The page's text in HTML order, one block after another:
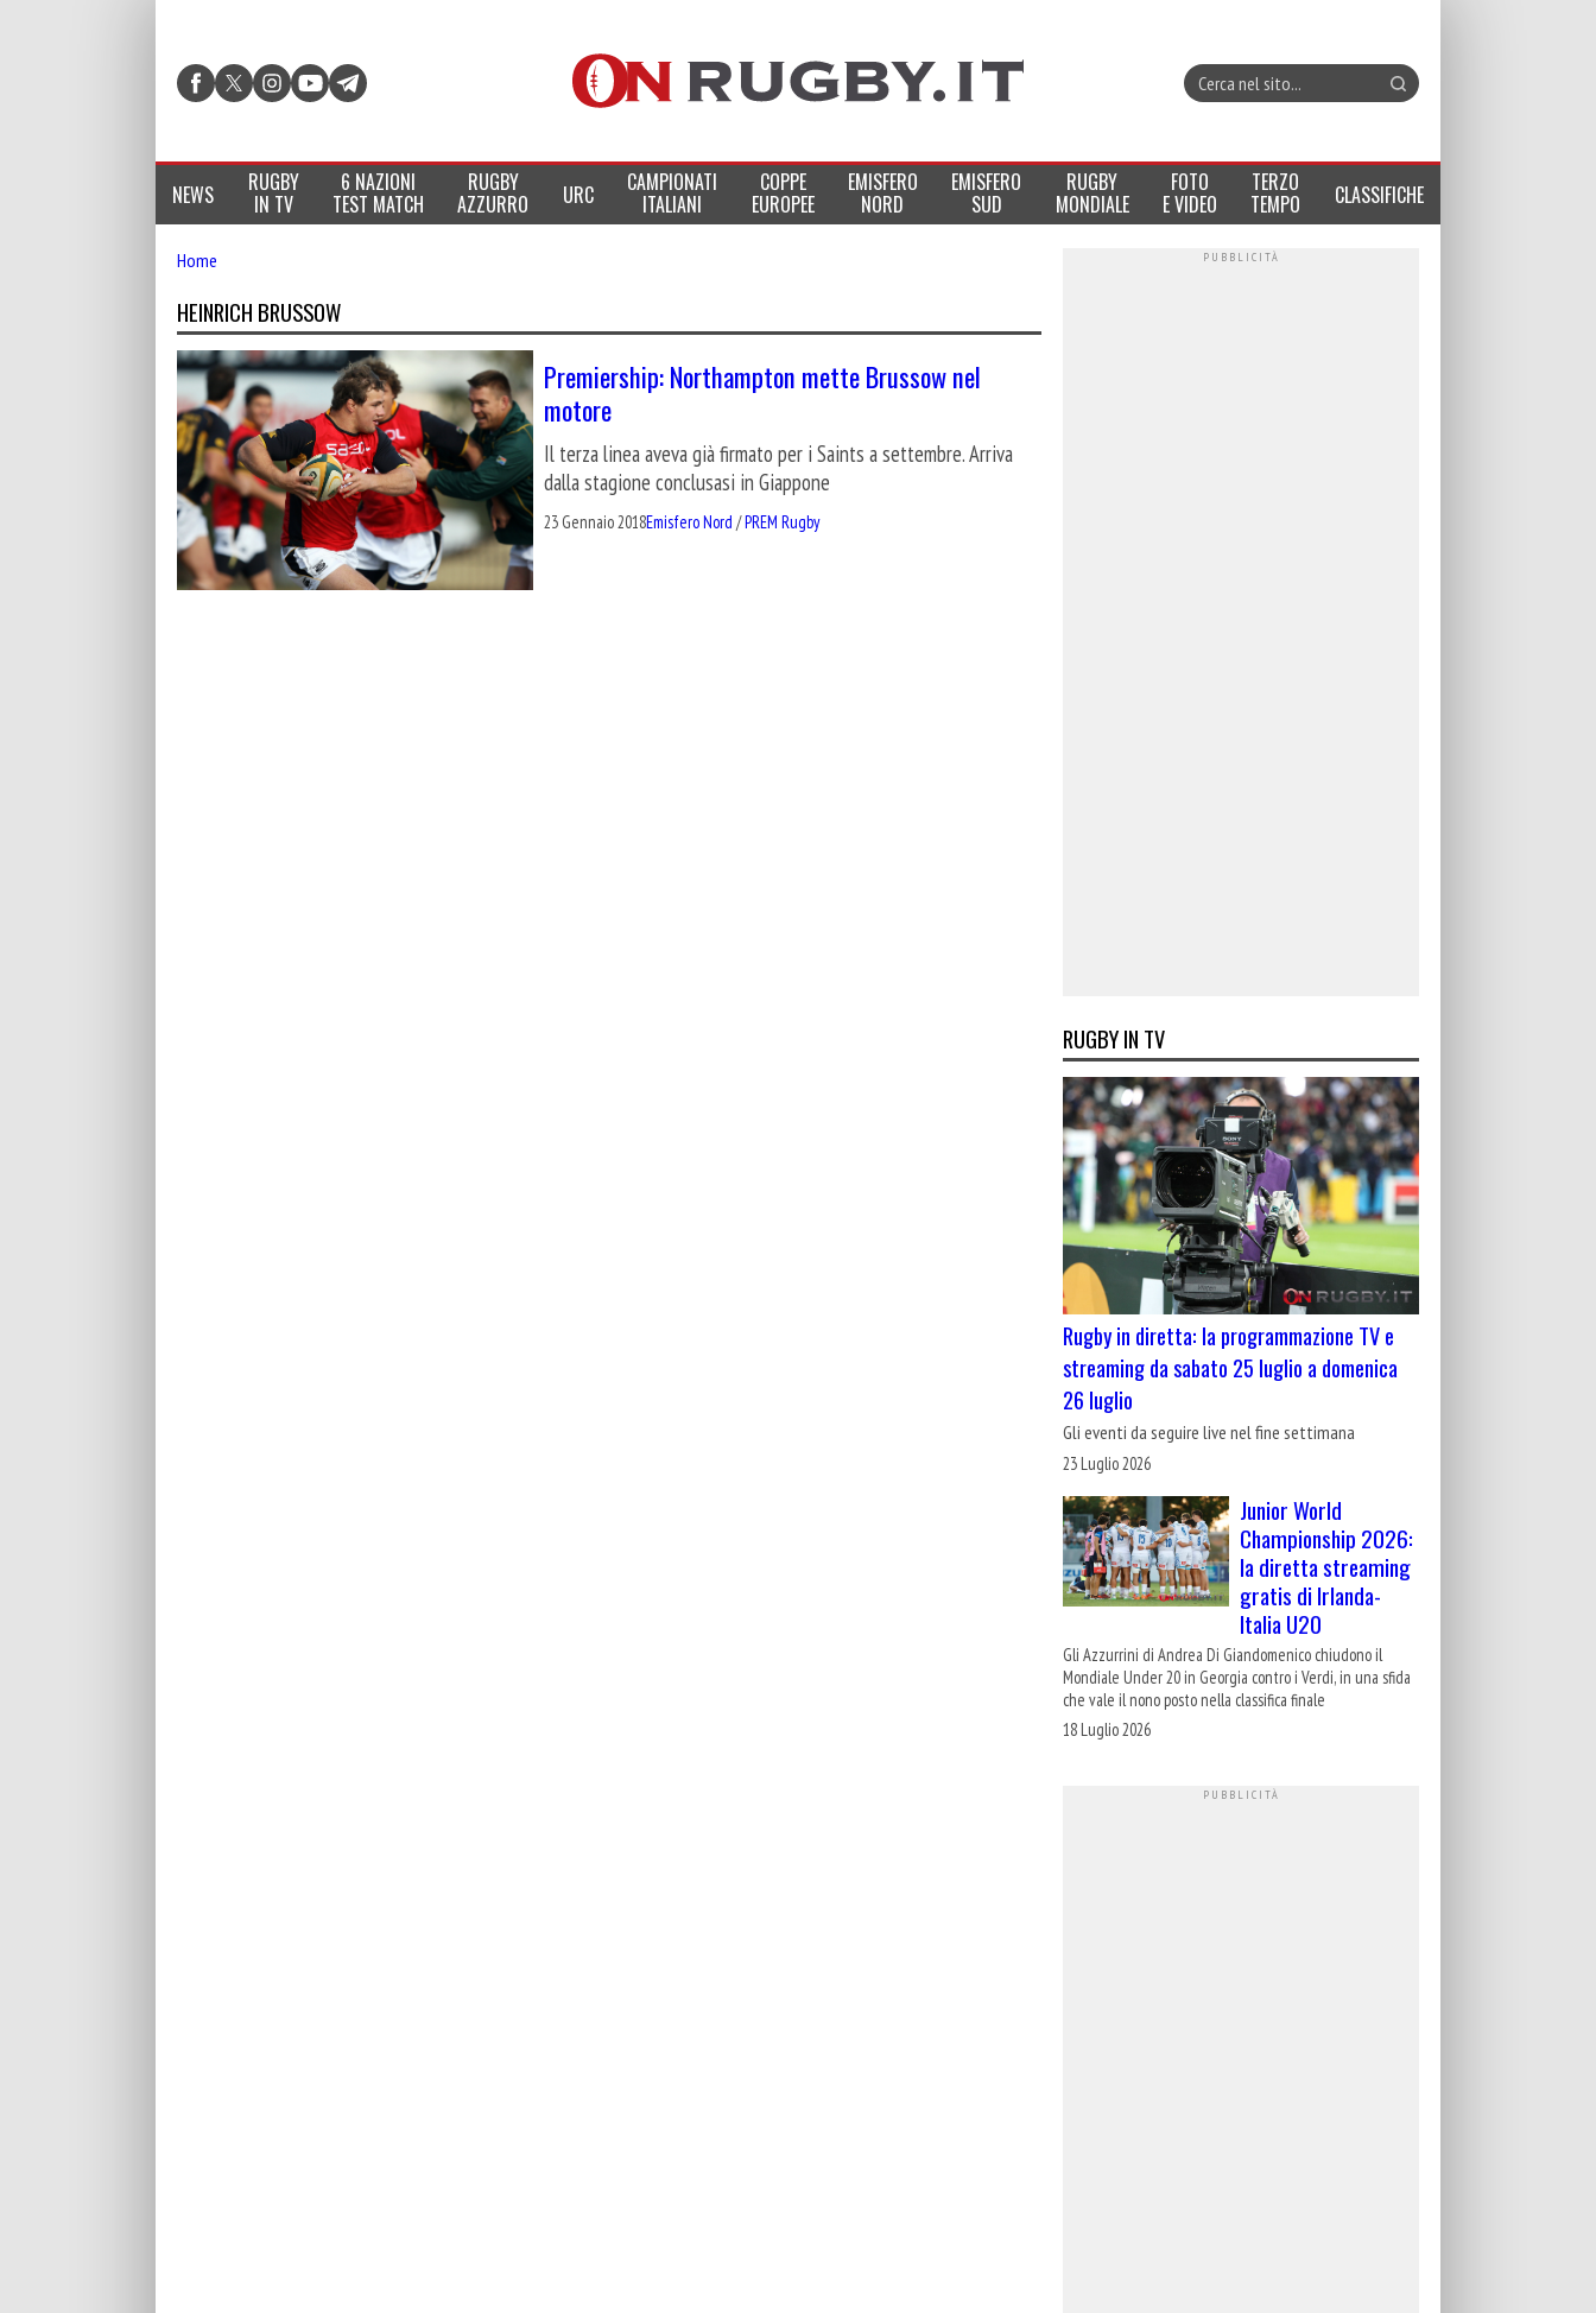
NEWS RUGBY
IN TV
6 NAZIONI
TEST MATCH
RUGBY
AZZURRO URC CAMPIONATI
ITALIANI
COPPE
EUROPEE
EMISFERO
NORD
EMISFERO
SUD
RUGBY
MONDIALE
FOTO
E VIDEO
TERZO
TEMPO CLASSIFICHE
Home
HEINRICH BRUSSOW
Premiership: Northampton mette Brussow nel
motore
Il terza linea aveva già firmato per i Saints a settembre. Arriva
dalla stagione conclusasi in Giappone
23 Gennaio 2018Emisfero Nord /PREM Rugby
RUGBY IN TV
Rugby in diretta: la programmazione TV e
streaming da sabato 25 luglio a domenica
26 luglio
Gli eventi da seguire live nel fine settimana
23 Luglio 2026
Junior World
Championship 2026:
la diretta streaming
gratis di Irlanda-
Italia U20
Gli Azzurrini di Andrea Di Giandomenico chiudono il
Mondiale Under 20 in Georgia contro i Verdi, in una sfida
che vale il nono posto nella classifica finale
18 Luglio 2026